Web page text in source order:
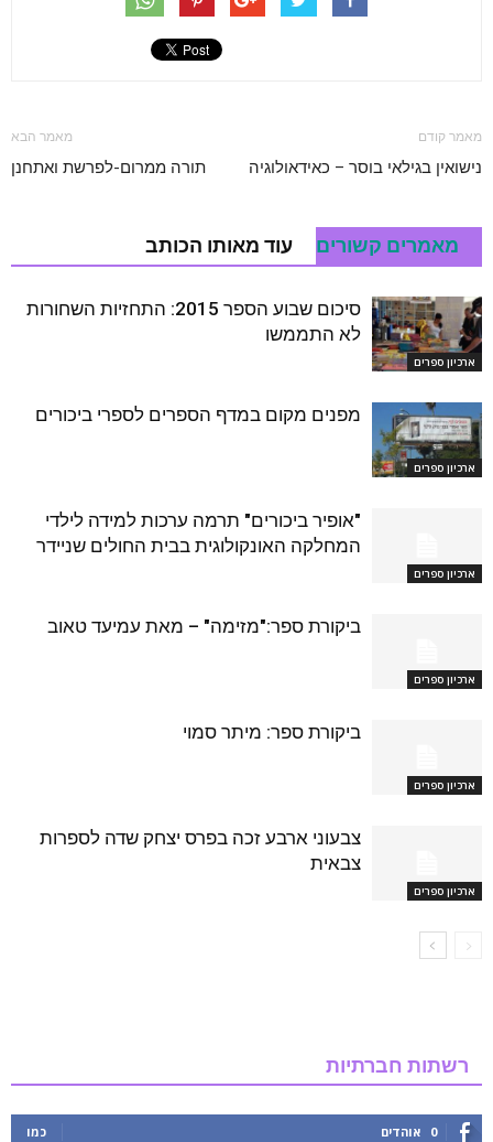
מאמר קודם
נישואין בגילאי בוסר – כאידאולוגיה
מאמר הבא
תורה ממרום-לפרשת ואתחנן
מאמרים קשורים עוד מאותו הכותב
ארכיון ספרים
סיכום שבוע הספר 2015: התחזיות השחורות
לא התממשו
ארכיון ספרים
מפנים מקום במדף הספרים לספרי ביכורים
ארכיון ספרים
"אופיר ביכורים" תרמה ערכות למידה לילדי
המחלקה האונקולוגית בבית החולים שניידר
ארכיון ספרים
ביקורת ספר:"מזימה" – מאת עמיעד טאוב
ארכיון ספרים
ביקורת ספר: מיתר סמוי
ארכיון ספרים
צבעוני ארבע זכה בפרס יצחק שדה לספרות
צבאית
רשתות חברתיות
0 אוהדים כמו